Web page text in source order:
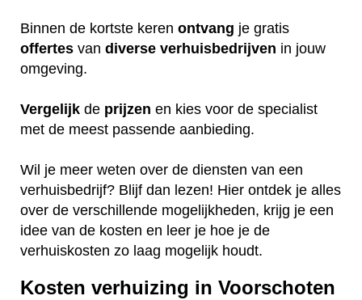
Binnen de kortste keren ontvang je gratis
offertes van diverse verhuisbedrijven in jouw
omgeving.
Vergelijk de prijzen en kies voor de specialist
met de meest passende aanbieding.
Wil je meer weten over de diensten van een
verhuisbedrijf? Blijf dan lezen! Hier ontdek je alles
over de verschillende mogelijkheden, krijg je een
idee van de kosten en leer je hoe je de
verhuiskosten zo laag mogelijk houdt.
Kosten verhuizing in Voorschoten